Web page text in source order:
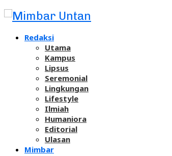
Redaksi
Utama
Kampus
Lipsus
Seremonial
Lingkungan
Lifestyle
Ilmiah
Humaniora
Editorial
Ulasan
Mimbar